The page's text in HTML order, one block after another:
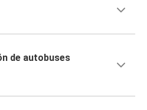
de autobuses